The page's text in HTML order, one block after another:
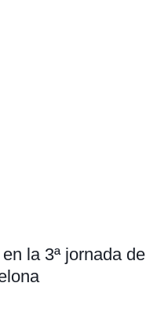
la 3ª jornada de